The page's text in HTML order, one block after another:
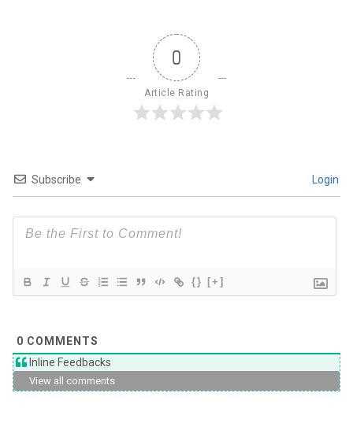
0
Article Rating
Subscribe Login
{} [+]
0 COMMENTS
Inline Feedbacks
View all comments